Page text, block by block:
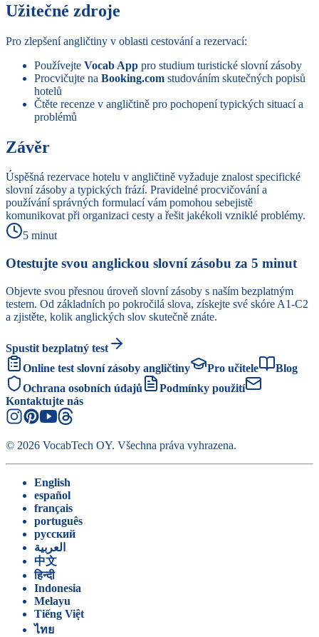
Užitečné zdroje
Pro zlepšení angličtiny v oblasti cestování a rezervací:
Používejte Vocab App pro studium turistické slovní zásoby
Procvičujte na Booking.com studováním skutečných popisů
hotelů
Čtěte recenze v angličtině pro pochopení typických situací a
problémů
Závěr
Úspěšná rezervace hotelu v angličtině vyžaduje znalost specifické
slovní zásoby a typických frází. Pravidelné procvičování a
používání správných formulací vám pomohou sebejistě
komunikovat při organizaci cesty a řešit jakékoli vzniklé problémy.
5 minut
Otestujte svou anglickou slovní zásobu za 5 minut
Objevte svou přesnou úroveň slovní zásoby s naším bezplatným
testem. Od základních po pokročilá slova, získejte své skóre A1-C2
a zjistěte, kolik anglických slov skutečně znáte.
Spustit bezplatný test
Online test slovní zásoby angličtiny
Pro učitele
Blog
Ochrana osobních údajů
Podmínky použití
Kontaktujte nás
© 2026 VocabTech OY. Všechna práva vyhrazena.
English
español
français
português
русский
العربية
中文
हिन्दी
Indonesia
Melayu
Tiếng Việt
ไทย